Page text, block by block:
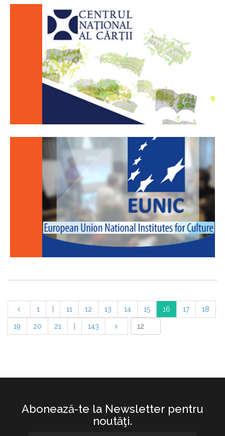
1 11 12 13 14 15 16 17 18
19 20 21 143
Abonează-te la Newsletter pentru
noutăţi.